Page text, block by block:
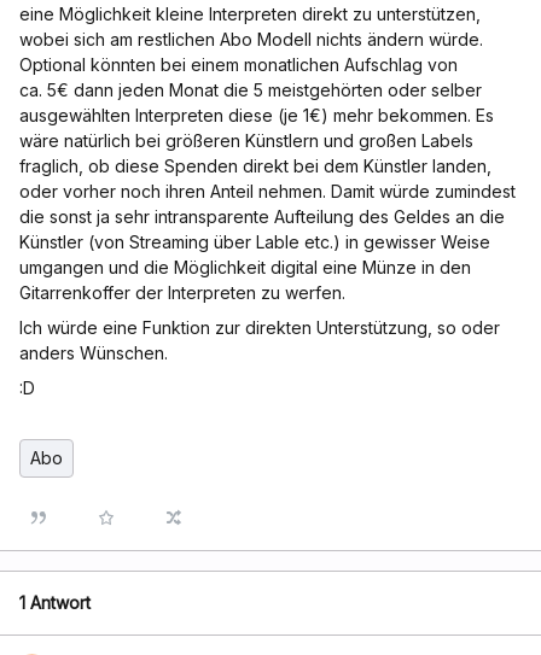
eine Möglichkeit kleine Interpreten direkt zu unterstützen,
wobei sich am restlichen Abo Modell nichts ändern würde.
Optional könnten bei einem monatlichen Aufschlag von
ca. 5€ dann jeden Monat die 5 meistgehörten oder selber
ausgewählten Interpreten diese (je 1€) mehr bekommen. Es
wäre natürlich bei größeren Künstlern und großen Labels
fraglich, ob diese Spenden direkt bei dem Künstler landen,
oder vorher noch ihren Anteil nehmen. Damit würde zumindest
die sonst ja sehr intransparente Aufteilung des Geldes an die
Künstler (von Streaming über Lable etc.) in gewisser Weise
umgangen und die Möglichkeit digital eine Münze in den
Gitarrenkoffer der Interpreten zu werfen.
Ich würde eine Funktion zur direkten Unterstützung, so oder
anders Wünschen.
:D
Abo
1 Antwort